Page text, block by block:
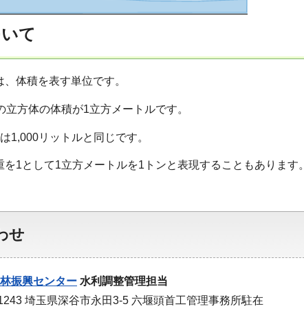
て
体積を表す単位です。
立方体の体積が1立方メートルです。
1,000リットルと同じです。
を1として1立方メートルを1トンと表現することもあります。
せ
振興センター 水利調整管理担当
埼玉県深谷市永田3-5 六堰頭首工管理事務所駐在